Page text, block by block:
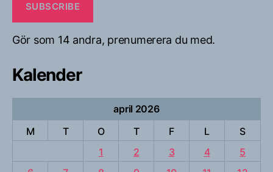
SUBSCRIBE
Gör som 14 andra, prenumerera du med.
Kalender
april 2026
M
T O T F L
S
1
2 3 4
5